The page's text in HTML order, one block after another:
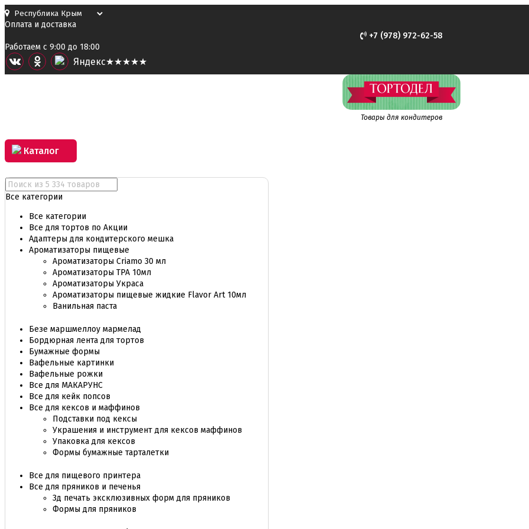
Оплата и доставка
+7 (978) 972-62-58
Работаем с 9:00 до 18:00
Яндекс★★★★★
Товары для кондитеров
Каталог
Все категории
Все категории
Все для тортов по Акции
Адаптеры для кондитерского мешка
Ароматизаторы пищевые
Ароматизаторы Criamo 30 мл
Ароматизаторы TPA 10мл
Ароматизаторы Украса
Ароматизаторы пищевые жидкие Flavor Art 10мл
Ванильная паста
Безе маршмеллоу мармелад
Бордюрная лента для тортов
Бумажные формы
Вафельные картинки
Вафельные рожки
Все для МАКАРУНС
Все для кейк попсов
Все для кексов и маффинов
Подставки под кексы
Украшения и инструмент для кексов маффинов
Упаковка для кексов
Формы бумажные тарталетки
Все для пищевого принтера
Все для пряников и печенья
3д печать эксклюзивных форм для пряников
Формы для пряников